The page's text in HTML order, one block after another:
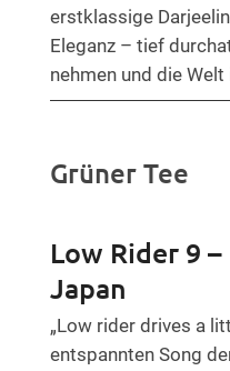
erstklassige
Eleganz – tief
nehmen und die
Grüner Tee
Low Rider 9
Japan
„Low rider drives a
entspannten Song